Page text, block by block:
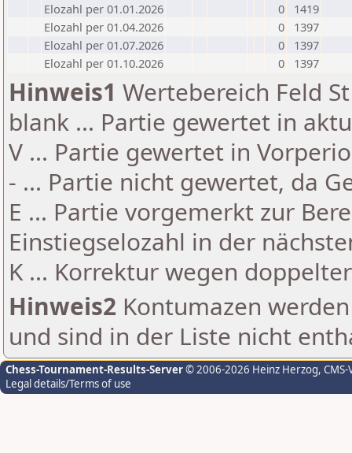
Elozahl per 01.01.2026
0
1419
Elozahl per 01.04.2026
0
1397
Elozahl per 01.07.2026
0
1397
Elozahl per 01.10.2026
0 1397
Hinweis1 Wertebereich Feld
blank ... Partie gewertet in
V ... Partie gewertet in
- ... Partie nicht gewertet, da
E ... Partie vorgemerkt zur
Einstiegselozahl in der
K ... Korrektur wegen
Hinweis2 Kontumazen
und sind in der Liste nicht
Chess-Tournament-Results-Server© 2006-2026 Heinz Herzog,
Legal details/Terms of use